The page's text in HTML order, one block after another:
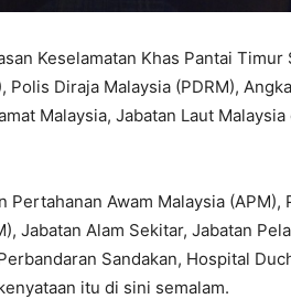
Keselamatan Khas Pantai Timur
Diraja Malaysia (PDRM),
Malaysia, Jabatan Laut
Awam Malaysia (APM),
Jabatan Alam Sekitar, Jabatan
Sandakan, Hospital
itu di sini semalam.